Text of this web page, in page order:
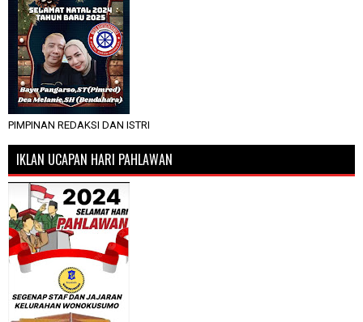
PIMPINAN REDAKSI DAN ISTRI
IKLAN UCAPAN HARI PAHLAWAN